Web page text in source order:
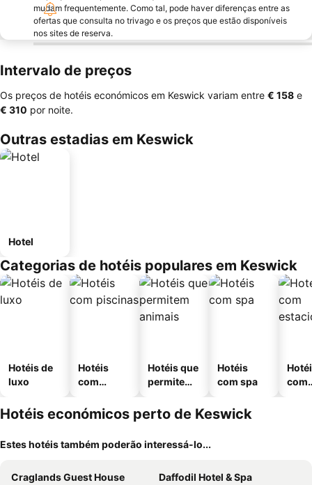
mudam frequentemente. Como tal, pode haver diferenças entre as
ofertas que consulta no trivago e os preços que estão disponíveis
nos sites de reserva.
Intervalo de preços
Os preços de hotéis económicos em Keswick variam entre ‎€ 158 e
‎€ 310 por noite.
Outras estadias em Keswick
Hotel
Categorias de hotéis populares em Keswick
Hotéis de
luxo
Hotéis
com
Hotéis que
permitem
Hotéis
com spa
com
Hotéis económicos perto de Keswick
Estes hotéis também poderão interessá-lo...
Craglands Guest House
Daffodil Hotel & Spa